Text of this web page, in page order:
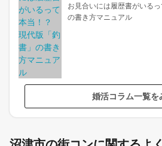
お見合いには履歴書がいる
の書き方マニュアル
婚活コラム一覧を